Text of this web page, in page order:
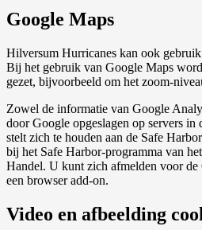
Google Maps
Hilversum Hurricanes kan ook
Bij het gebruik van Google Maps
gezet, bijvoorbeeld om het zoom-
Zowel de informatie van Google
door Google opgeslagen op servers in
stelt zich te houden aan de Safe
bij het Safe Harbor-programma van
Handel. U kunt zich afmelden voor
een browser add-on.
Video en afbeelding